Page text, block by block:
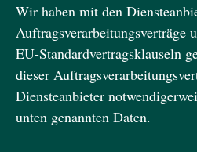
Wir haben mit den
Auftragsverarbeitungsverträge
EU-Standardvertragsklauseln
dieser
Diensteanbieter
unten genannten Daten.